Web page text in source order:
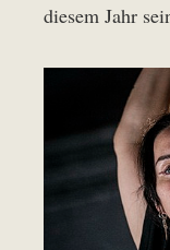
diesem Jahr